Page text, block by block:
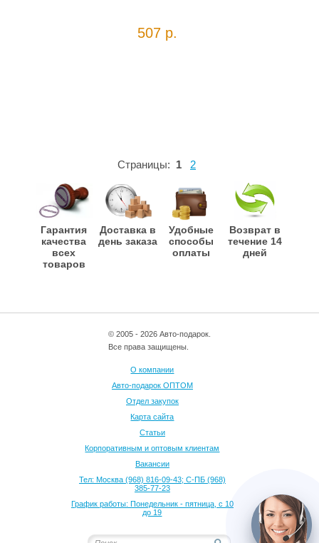
507 р.
Страницы: 1 2
Гарантия
качества
всех
товаров
Доставка в
день заказа
Удобные
способы
оплаты
Возврат в
течение 14
дней
© 2005 - 2026 Авто-подарок.
Все права защищены.
О компании
Авто-подарок ОПТОМ
Отдел закупок
Карта сайта
Статьи
Корпоративным и оптовым клиентам
Вакансии
Тел: Москва (968) 816-09-43; С-ПБ (968)
385-77-23
График работы: Понедельник - пятница, с 10
до 19